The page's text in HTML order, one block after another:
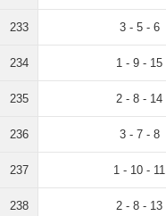
233 3 - 5 - 6
234 1 - 9 - 15
235 2 - 8 - 14
236 3 - 7 - 8
237 1 - 10 - 11
238 2 - 8 - 13